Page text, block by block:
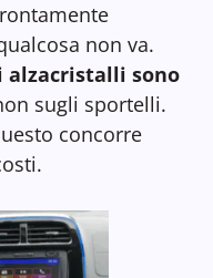
non va.
alzacristalli sono
sugli sportelli.
concorre